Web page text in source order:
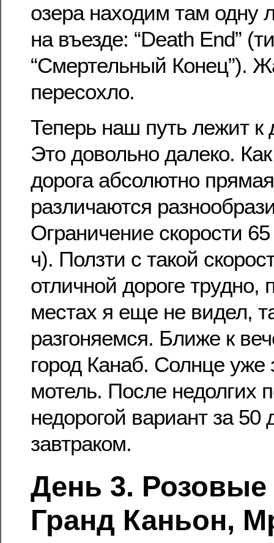
озера находим там одну
на въезде: “Death End”
“Смертельный Конец”).
пересохло.
Теперь наш путь лежит
Это довольно далеко.
дорога абсолютно
различаются
Ограничение скорости
ч). Ползти с такой
отличной дороге трудно,
местах я еще не видел,
разгоняемся. Ближе к
город Канаб. Солнце
мотель. После недолгих
недорогой вариант за
завтраком.
День 3.
Гранд Каньон,